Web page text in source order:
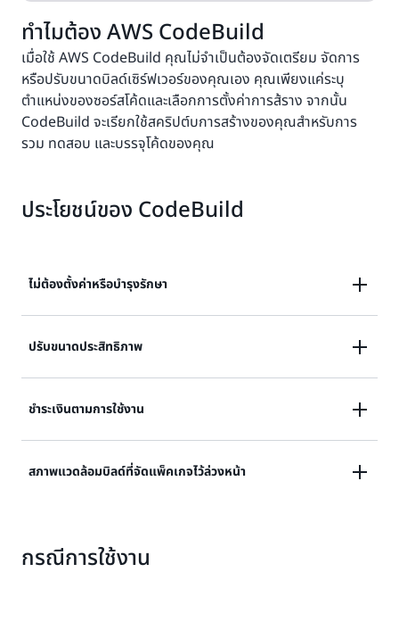
ทำไมต้อง AWS CodeBuild
เมื่อใช้ AWS CodeBuild คุณไม่จำเป็นต้องจัดเตรียม จัดการ
หรือปรับขนาดบิลด์เซิร์ฟเวอร์ของคุณเอง คุณเพียงแค่ระบุ
ตำแหน่งของซอร์สโค้ดและเลือกการตั้งค่าการส้ราง จากนั้น
CodeBuild จะเรียกใช้สคริปต์บการสร้างของคุณสำหรับการ
รวม ทดสอบ และบรรจุโค้ดของคุณ
ประโยชน์ของ CodeBuild
ไม่ต้องตั้งค่าหรือบำรุงรักษา
หลีกเลี่ยงการตั้งค่า จัดการ หรือแก้ไขเซิร์ฟเวอร์ที่มีการ
เรียนรู้เพิ่มเติม
ปรับขนาดประสิทธิภาพ
ปรับขนาดประสิทธิภาพโดยอัตโนมัติเพื่อให้บิลด์ไม่ต้องรอคิว
เรียนรู้เพิ่มเติม
ชำระเงินตามการใช้งาน
จ่ายเฉพาะนาทีการสร้างที่คุณใช้งาน
สภาพแวดล้อมบิลด์ที่จัดแพ็คเกจไว้ล่วงหน้า
เป็นของคุณเอง และเข้ารหัสอาร์ทิแฟกต์ด้วยคีย์ของคุณ
กรณีการใช้งาน